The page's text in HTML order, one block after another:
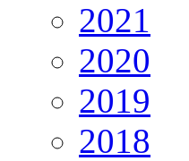
2021
2020
2019
2018